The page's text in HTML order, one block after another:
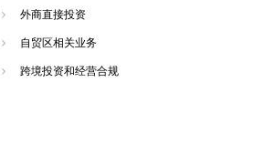
外商直接投资
自贸区相关业务
跨境投资和经营合规